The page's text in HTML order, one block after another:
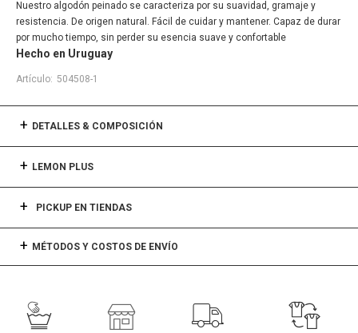
Nuestro algodón peinado se caracteriza por su suavidad, gramaje y
resistencia. De origen natural. Fácil de cuidar y mantener. Capaz de durar
por mucho tiempo, sin perder su esencia suave y confortable
Hecho en Uruguay
504508-1
DETALLES & COMPOSICIÓN
LEMON PLUS
PICKUP EN TIENDAS
MÉTODOS Y COSTOS DE ENVÍO